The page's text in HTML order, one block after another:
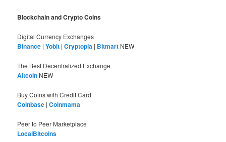
Blockchain and Crypto Coins
Digital Currency Exchanges
Binance |Yobit |Cryptopia | Bitmart NEW
The Best Decentralized Exchange
Altcoin NEW
Buy Coins with Credit Card
Coinbase |Coinmama
Peer to Peer Marketplace
LocalBitcoins